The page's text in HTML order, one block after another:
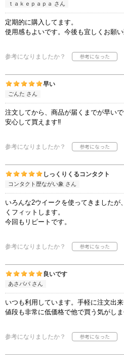
ｔａｋｅｐａｐａ さん
定期的に購入してます。
使用感もよいです。今後も宜しくお願い
参考になりましたか？
早い
ごんた さん
注文してから、商品が届くまでが早いで
安心して買えます‼️
参考になりましたか？
しっくりくるコンタクト
コンタクト歴ながい象 さん
いろんな2ウイークを使ってきましたが
くフィットします。
今回もリピートです。
参考になりましたか？
良いです
あさパパ さん
いつも利用しています。手軽に注文出来
値段も非常に低価格で他で買う気がしま
参考になりましたか？